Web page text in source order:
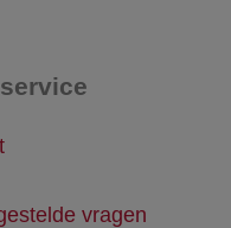
vragen